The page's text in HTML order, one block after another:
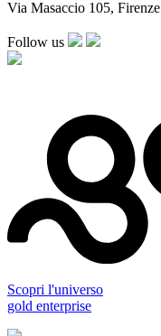
Via Masaccio 105, Firenze
Follow us
Scopri l'universo
gold enterprise